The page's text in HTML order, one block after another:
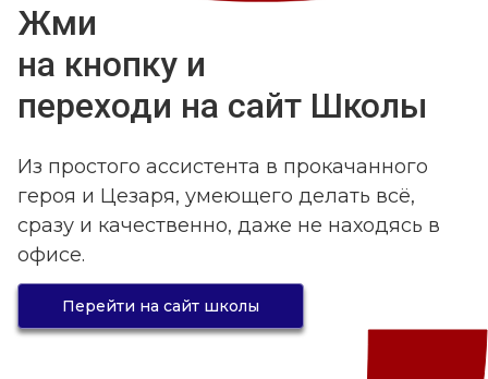
Жми
на кнопку и
переходи на сайт Школы
Из простого ассистента в прокачанного
героя и Цезаря, умеющего делать всё,
сразу и качественно, даже не находясь в
офисе.
Перейти на сайт школы